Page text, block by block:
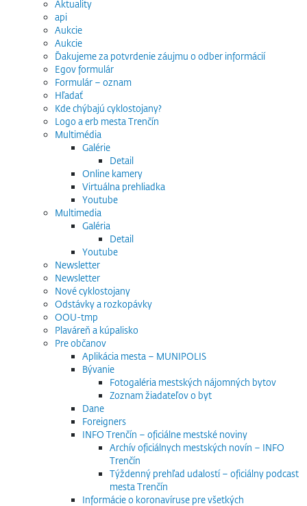
Aktuality
api
Aukcie
Aukcie
Ďakujeme za potvrdenie záujmu o odber informácií
Egov formulár
Formulár – oznam
Hľadať
Kde chýbajú cyklostojany?
Logo a erb mesta Trenčín
Multimédia
Galérie
Detail
Online kamery
Virtuálna prehliadka
Youtube
Multimedia
Galéria
Detail
Youtube
Newsletter
Newsletter
Nové cyklostojany
Odstávky a rozkopávky
OOU-tmp
Plaváreň a kúpalisko
Pre občanov
Aplikácia mesta – MUNIPOLIS
Bývanie
Fotogaléria mestských nájomných bytov
Zoznam žiadateľov o byt
Dane
Foreigners
INFO Trenčín – oficiálne mestské noviny
Archív oficiálnych mestských novín – INFO
Trenčín
Týždenný prehľad udalostí – oficiálny podcast
mesta Trenčín
Informácie o koronavíruse pre všetkých